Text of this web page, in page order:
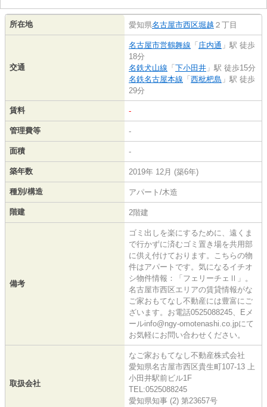
所在地 愛知県名古屋市西区堀越 ２丁目
交通
名古屋市営鶴舞線 「 庄内通 」駅 徒歩
18分
名鉄犬山線 「 下小田井 」駅 徒歩15分
名鉄名古屋本線 「 西枇杷島 」駅 徒歩
29分
賃料 -
管理費等 -
面積 -
築年数 2019年 12月 (築6年)
種別/構造 アパート/木造
階建 2階建
備考
ゴミ出しを楽にするために、遠くま
で行かずに済むゴミ置き場を共用部
に供え付けております。こちらの物
件はアパートです。気になるイチオ
シ物件情報：「フェリーチェⅡ」。
名古屋市西区エリアの賃貸情報がな
ご家おもてなし不動産には豊富にご
ざいます。お電話0525088245、Eメ
ールinfo@ngy-omotenashi.co.jpにて
お気軽にお問い合わせください。
取扱会社
なご家おもてなし不動産株式会社
愛知県名古屋市西区貴生町107-13 上
小田井駅前ビル1F
TEL:0525088245
愛知県知事 (2) 第23657号